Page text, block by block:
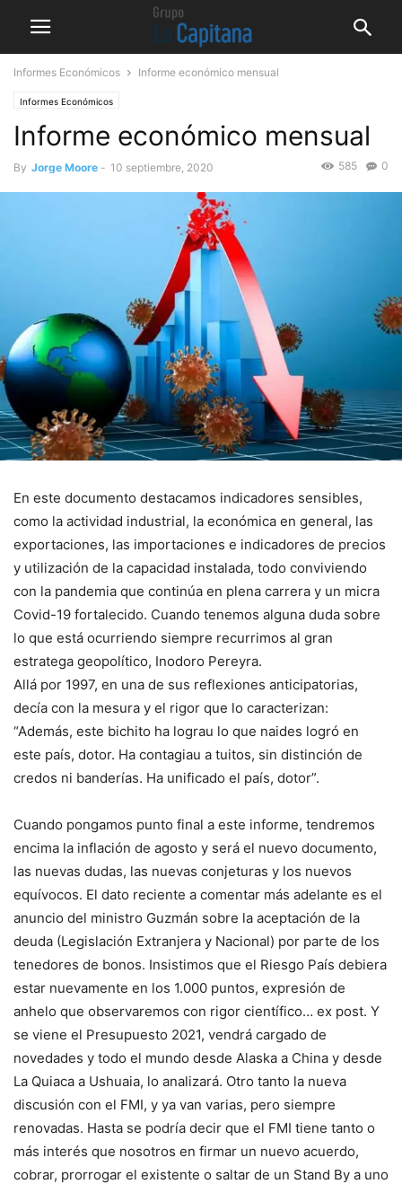
Informes Económicos Informe económico mensual
Informes Económicos
Informe económico mensual
By Jorge Moore - 10 septiembre, 2020 0
585
En este documento destacamos indicadores sensibles,
como la actividad industrial, la económica en general, las
exportaciones, las importaciones e indicadores de precios
y utilización de la capacidad instalada, todo conviviendo
con la pandemia que continúa en plena carrera y un micra
Covid-19 fortalecido. Cuando tenemos alguna duda sobre
lo que está ocurriendo siempre recurrimos al gran
estratega geopolítico, Inodoro Pereyra.
Allá por 1997, en una de sus reflexiones anticipatorias,
decía con la mesura y el rigor que lo caracterizan:
“Además, este bichito ha lograu lo que naides logró en
este país, dotor. Ha contagiau a tuitos, sin distinción de
credos ni banderías. Ha unificado el país, dotor”.
Cuando pongamos punto final a este informe, tendremos
encima la inflación de agosto y será el nuevo documento,
las nuevas dudas, las nuevas conjeturas y los nuevos
equívocos. El dato reciente a comentar más adelante es el
anuncio del ministro Guzmán sobre la aceptación de la
deuda (Legislación Extranjera y Nacional) por parte de los
tenedores de bonos. Insistimos que el Riesgo País debiera
estar nuevamente en los 1.000 puntos, expresión de
anhelo que observaremos con rigor científico… ex post. Y
se viene el Presupuesto 2021, vendrá cargado de
novedades y todo el mundo desde Alaska a China y desde
La Quiaca a Ushuaia, lo analizará. Otro tanto la nueva
discusión con el FMI, y ya van varias, pero siempre
renovadas. Hasta se podría decir que el FMI tiene tanto o
más interés que nosotros en firmar un nuevo acuerdo,
cobrar, prorrogar el existente o saltar de un Stand By a uno